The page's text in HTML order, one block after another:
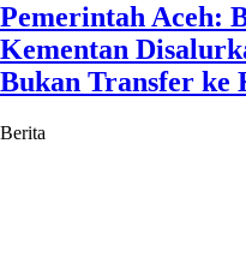
Pemerintah Aceh:
Kementan
Bukan Transfer ke
Berita